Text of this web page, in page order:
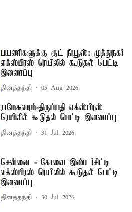
பயணிகளுக்கு குட் நியூஸ்: முத்துநகர்
எக்ஸ்பிரஸ் ரெயிலில் கூடுதல் பெட்டி
இணைப்பு
தினத்தந்தி 05 Aug 2026
ராமேசுவரம்-திருப்பதி எக்ஸ்பிரஸ்
ரெயிலில் கூடுதல் பெட்டி இணைப்பு
தினத்தந்தி 31 Jul 2026
சென்னை - கோவை இண்டர்சிட்டி
எக்ஸ்பிரஸ் ரெயிலில் கூடுதல் பெட்டி
இணைப்பு
தினத்தந்தி 30 Jul 2026